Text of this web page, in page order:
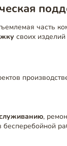
часть
своих
,